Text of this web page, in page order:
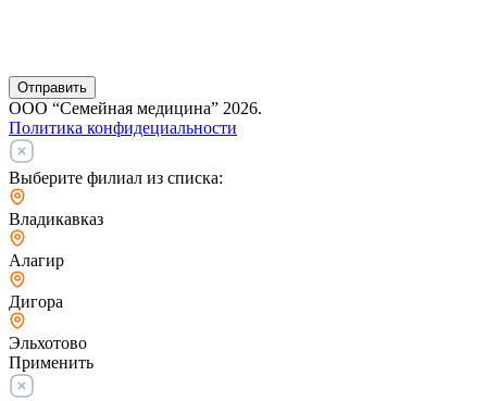
Отправить
ООО “Семейная медицина” 2026.
Политика конфидециальности
Выберите филиал из списка:
Владикавказ
Алагир
Дигора
Эльхотово
Применить